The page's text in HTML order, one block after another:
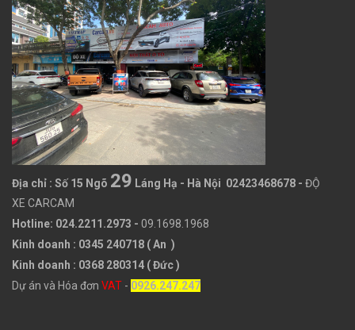
Địa chỉ : Số 15 Ngõ 29 Láng Hạ - Hà Nội 02423468678 - ĐỘ
XE CARCAM
Hotline: 024.2211.2973 - 09.1698.1968
Kinh doanh : 0345 240718 ( An )
Kinh doanh : 0368 280314 ( Đức )
Dự án và Hóa đơn VAT - 0926.247.247